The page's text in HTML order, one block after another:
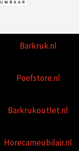
Barkruk.nl
Poefstore.nl
Barkrukoutlet.nl
Horecameubilair.nl